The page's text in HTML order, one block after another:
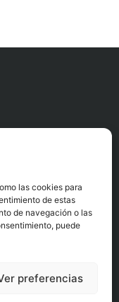
las cookies para
de estas
de navegación o las
puede
preferencias